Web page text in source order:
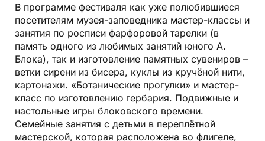
В программе фестиваля как уже полюбившиеся
посетителям музея-заповедника мастер-классы и
занятия по росписи фарфоровой тарелки (в
память одного из любимых занятий юного А.
Блока), так и изготовление памятных сувениров –
ветки сирени из бисера, куклы из кручёной нити,
картонажи. «Ботанические прогулки» и мастер-
класс по изготовлению гербария. Подвижные и
настольные игры блоковского времени.
Семейные занятия с детьми в переплётной
мастерской, которая расположена во флигеле,